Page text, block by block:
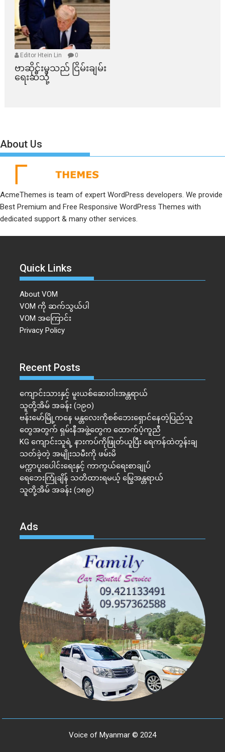
Editor Htein Lin 0
ဗာဆိုင်းမှသည် ငြိမ်းချမ်း
ရေးဆီသို့
About Us
AcmeThemes is team of expert WordPress developers. We provide
Best Premium and Free Responsive WordPress Themes with
dedicated support & many other services.
Quick Links
About VOM
VOM ကို ဆက်သွယ်ပါ
VOM အကြောင်း
Privacy Policy
Recent Posts
ကျောင်းသားနှင့် မူးယစ်ဆေးဝါးအန္တရာယ်
သူတို့အိမ် အခန်း (၁၉၀)
ဗန်းမော်မြို့ကနေ မန္တလေးကိုစစ်ဘေးရှောင်နေတဲ့ပြည်သူ
တွေအတွက် ရှမ်းနီအဖွဲ့တွေက ထောက်ပံ့ကူညီ
KG ကျောင်းသူရဲ့ နားကပ်ကိုဖြုတ်ယူပြီး ရေကန်ထဲတွန်းချ
သတ်ခဲ့တဲ့ အမျိုးသမီးကို ဖမ်းမိ
မက္ကာပူးပေါင်းရေးနှင့် ကာကွယ်ရေးစာချုပ်
ရေဘေးကြုံချိန် သတိထားရမယ့် မြွေအန္တရာယ်
သူတို့အိမ် အခန်း (၁၈၉)
Ads
Voice of Myanmar © 2024